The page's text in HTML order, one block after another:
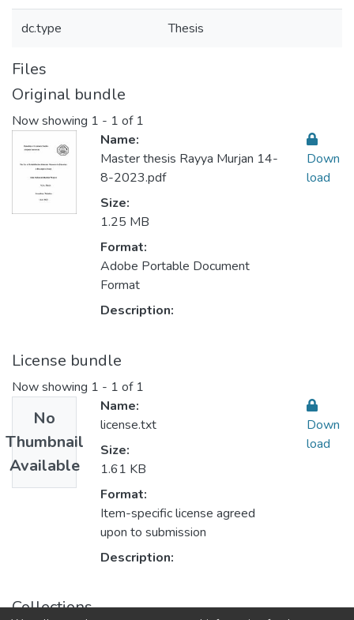
dc.type Thesis
Files
Original bundle
Now showing 1 - 1 of 1
Name:
Master thesis Rayya Murjan 14-
8-2023.pdf
Size:
1.25 MB
Format:
Adobe Portable Document
Format
Description:
Down
load
License bundle
Now showing 1 - 1 of 1
No
Thumbnail
Available
Name:
license.txt
Size:
1.61 KB
Format:
Item-specific license agreed
upon to submission
Description:
Down
load
Collections